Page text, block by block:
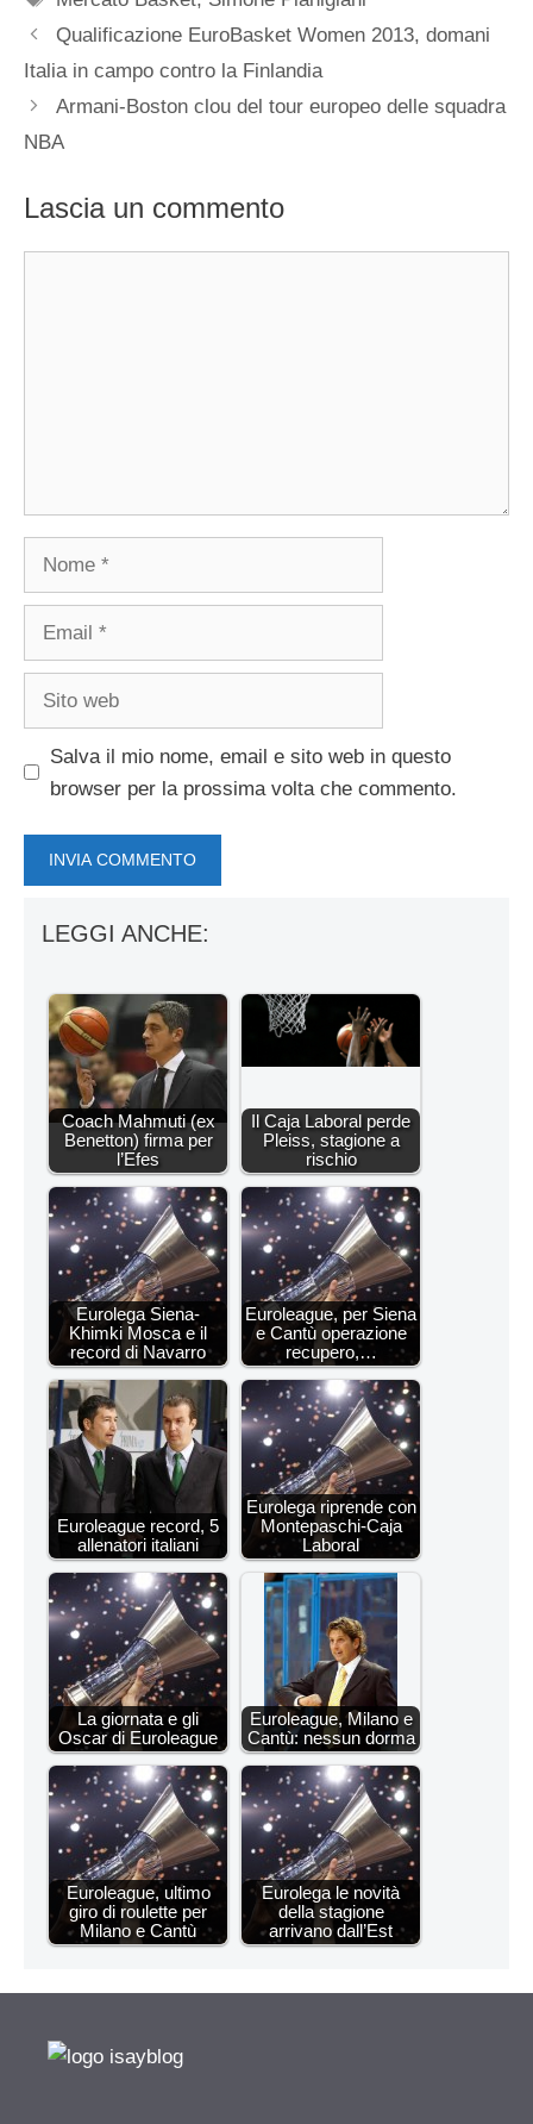
Qualificazione EuroBasket Women 2013, domani
Italia in campo contro la Finlandia
Armani-Boston clou del tour europeo delle squadra
NBA
Lascia un commento
Salva il mio nome, email e sito web in questo
browser per la prossima volta che commento.
LEGGI ANCHE:
Coach Mahmuti (ex
Benetton) firma per
l’Efes
Il Caja Laboral perde
Pleiss, stagione a
rischio
Eurolega Siena-
Khimki Mosca e il
record di Navarro
Euroleague, per Siena
e Cantù operazione
recupero,…
Euroleague record, 5
allenatori italiani
Eurolega riprende con
Montepaschi-Caja
Laboral
La giornata e gli
Oscar di Euroleague
Euroleague, Milano e
Cantù: nessun dorma
Euroleague, ultimo
giro di roulette per
Milano e Cantù
Eurolega le novità
della stagione
arrivano dall’Est